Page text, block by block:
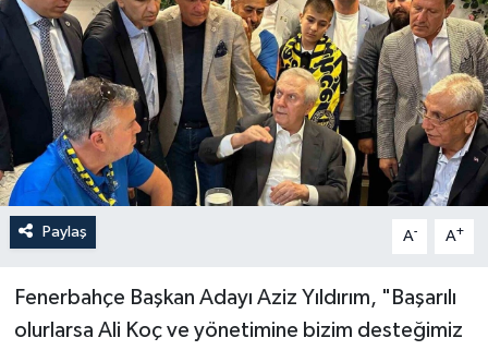
Paylaş A- A+
Fenerbahçe Başkan Adayı Aziz Yıldırım, "Başarılı
olurlarsa Ali Koç ve yönetimine bizim desteğimiz
YEREL